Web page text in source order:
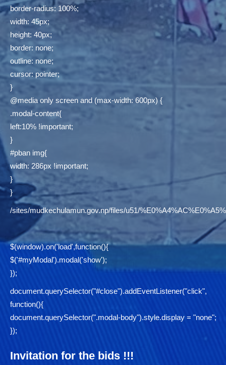
border-radius: 100%;
width: 45px;
height: 40px;
border: none;
outline: none;
cursor: pointer;
}
@media only screen and (max-width: 600px) {
.modal-content{
left:10% !important;
}
#pban img{
width: 286px !important;
}
}
/sites/mudkechulamun.gov.np/files/u51/
$(window).on('load',function(){
$('#myModal').modal('show');
});
document.querySelector("#close").addEventListener("click",
function(){
document.querySelector(".modal-body").style.display = "none";
});
Invitation for the bids !!!